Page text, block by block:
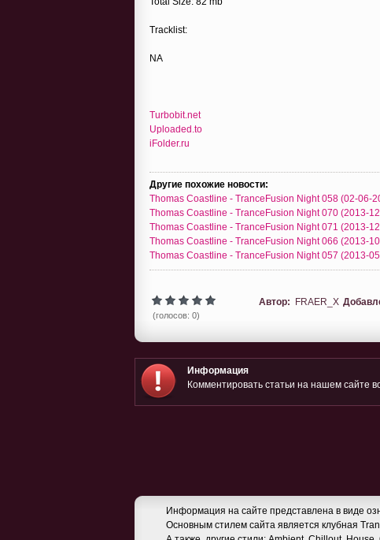
Tracklist:
NA
Turbobit.net
Uploaded.to
iFolder.ru
Другие похожие новости:
Thomas Coastline - TranceFusion Night 058 (02-06-
Thomas Coastline - TranceFusion Night 070 (2013-
Thomas Coastline - TranceFusion Night 071 (2013-
Thomas Coastline - TranceFusion Night 066 (2013-
Thomas Coastline - TranceFusion Night 057 (2013-
(голосов: 0)
Автор: FRAER_X
Информация
Комментировать статьи на нашем сайте
Информация на сайте представлена в виде
Основным стилем сайта является клубная